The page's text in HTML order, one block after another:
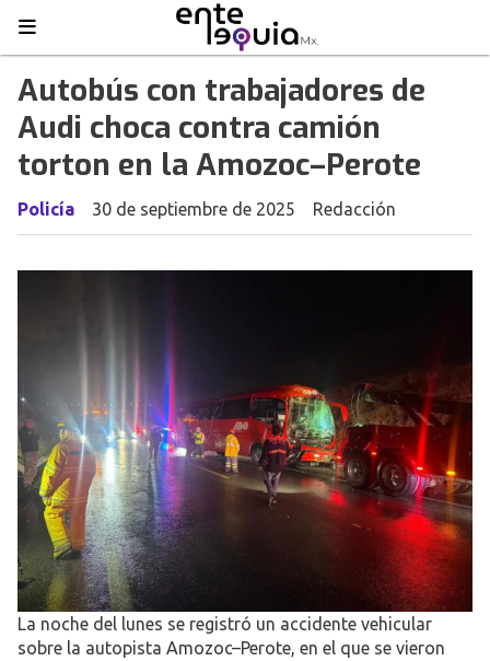
Autobús con trabajadores de
Audi choca contra camión
torton en la Amozoc–Perote
Policía 30 de septiembre de 2025 Redacción
La noche del lunes se registró un accidente vehicular
sobre la autopista Amozoc–Perote, en el que se vieron